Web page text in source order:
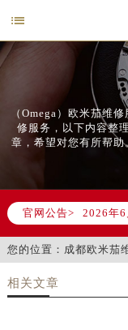

（Omega）欧米茄维
修服务，以下内容整
章，希望对您有所帮
官网公告>
2026年
您的位置： 成都欧米茄
相关文章